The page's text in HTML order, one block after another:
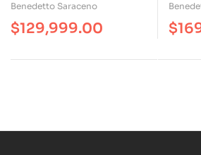
Benedetto Saraceno
$129,999.00 $